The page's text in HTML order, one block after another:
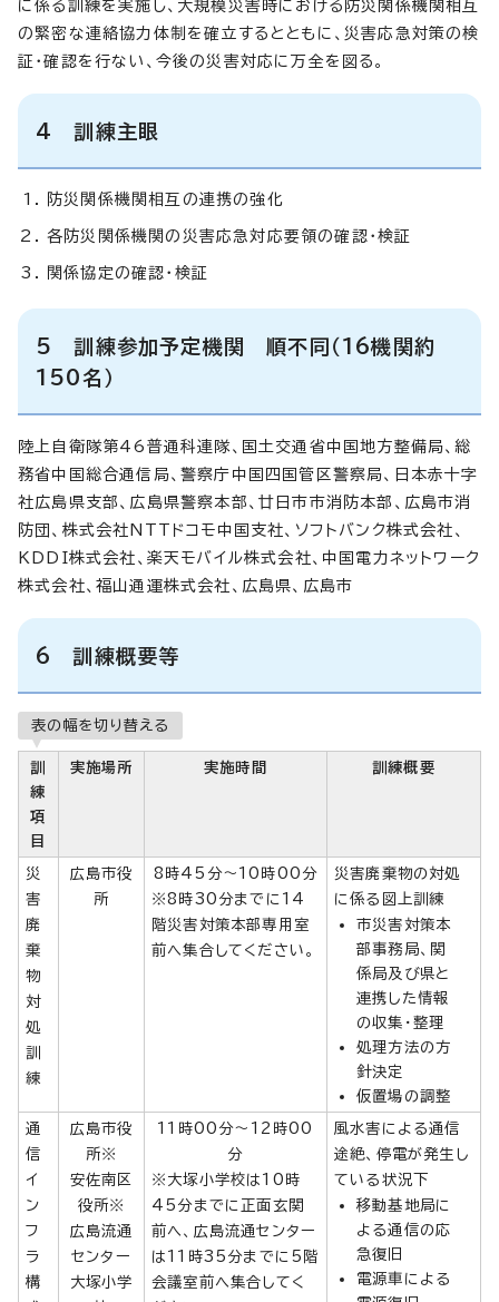
に係る訓練を実施し、大規模災害時における防災関係機関相互
の緊密な連絡協力体制を確立するとともに、災害応急対策の検
証・確認を行ない、今後の災害対応に万全を図る。
4 訓練主眼
防災関係機関相互の連携の強化
各防災関係機関の災害応急対応要領の確認・検証
関係協定の確認・検証
5
訓練参加予定機関 順不同（16機関約
150名）
陸上自衛隊第46普通科連隊、国土交通省中国地方整備局、総
務省中国総合通信局、警察庁中国四国管区警察局、日本赤十字
社広島県支部、広島県警察本部、廿日市市消防本部、広島市消
防団、株式会社NTTドコモ中国支社、ソフトバンク株式会社、
KDDI株式会社、楽天モバイル株式会社、中国電力ネットワーク
株式会社、福山通運株式会社、広島県、広島市
6 訓練概要等
表の幅を切り替える
訓
練
項
目
実施場所 実施時間 訓練概要
災
害
廃
棄
物
対
処
訓
練
広島市役
所
8時45分～10時00分
※8時30分までに14
階災害対策本部専用室
前へ集合してください。
災害廃棄物の対処
に係る図上訓練
市災害対策本
部事務局、関
係局及び県と
連携した情報
の収集・整理
処理方法の方
針決定
仮置場の調整
通
信
イ
ン
フ
ラ
構
広島市役
所※
安佐南区
役所※
広島流通
センター
大塚小学
11時00分～12時00
分
※大塚小学校は10時
45分までに正面玄関
前へ、広島流通センター
は11時35分までに5階
会議室前へ集合してく
風水害による通信
途絶、停電が発生し
ている状況下
移動基地局に
よる通信の応
急復旧
電源車による